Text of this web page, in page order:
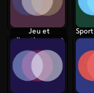
Jeu et
divertissement
Sport